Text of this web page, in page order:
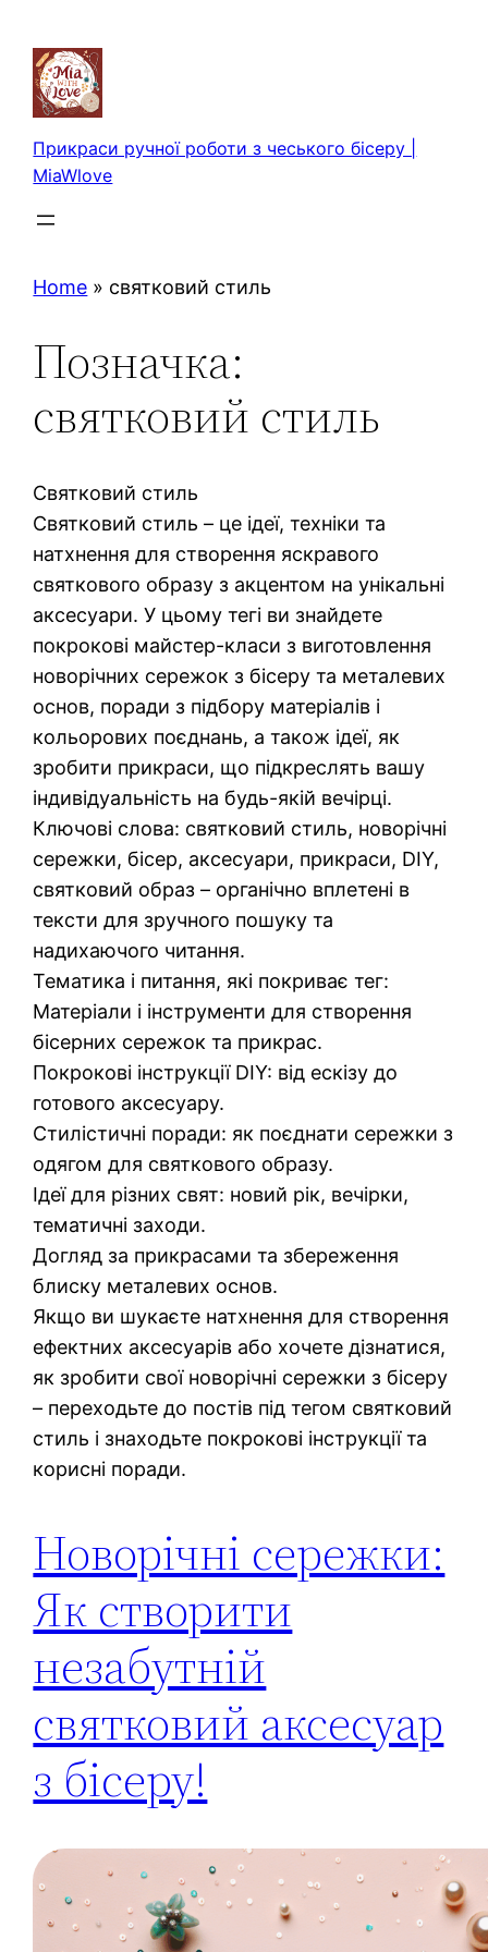
вмісту
Прикраси ручної роботи з чеського бісеру |
MiaWlove
Home » святковий стиль
Позначка:
святковий стиль
Святковий стиль
Святковий стиль – це ідеї, техніки та
натхнення для створення яскравого
святкового образу з акцентом на унікальні
аксесуари. У цьому тегі ви знайдете
покрокові майстер-класи з виготовлення
новорічних сережок з бісеру та металевих
основ, поради з підбору матеріалів і
кольорових поєднань, а також ідеї, як
зробити прикраси, що підкреслять вашу
індивідуальність на будь-якій вечірці.
Ключові слова: святковий стиль, новорічні
сережки, бісер, аксесуари, прикраси, DIY,
святковий образ – органічно вплетені в
тексти для зручного пошуку та
надихаючого читання.
Тематика і питання, які покриває тег:
Матеріали і інструменти для створення
бісерних сережок та прикрас.
Покрокові інструкції DIY: від ескізу до
готового аксесуару.
Стилістичні поради: як поєднати сережки з
одягом для святкового образу.
Ідеї для різних свят: новий рік, вечірки,
тематичні заходи.
Догляд за прикрасами та збереження
блиску металевих основ.
Якщо ви шукаєте натхнення для створення
ефектних аксесуарів або хочете дізнатися,
як зробити свої новорічні сережки з бісеру
– переходьте до постів під тегом святковий
стиль і знаходьте покрокові інструкції та
корисні поради.
Новорічні сережки:
Як створити
незабутній
святковий аксесуар
з бісеру!